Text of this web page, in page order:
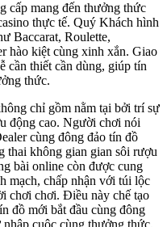
cấp mang đến thưởng thức
thực tế. Quý Khách hình
Baccarat, Roulette,
hào kiệt cùng xinh xắn. Giao
cần thiết cần dùng, giúp tín
thức.
chỉ gồm nằm tại bởi trí sự
động cao. Người chơi nói
cùng đông đảo tín đồ
thai không gian gian sôi rượu
bài online còn được cung
mạch, chấp nhận với túi lộc
chơi chơi. Điều này chế tạo
đồ mới bắt đầu cùng đông